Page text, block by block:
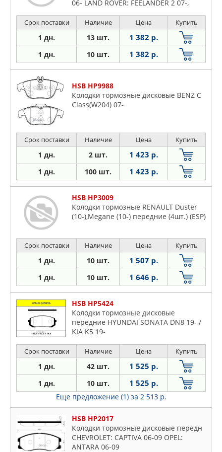
06- LAND ROVER: FEELANDER 2 07-,
Срок поставки Наличие Цена Купить
1 дн. 13 шт. 1 382 р.
1 дн. 10 шт. 1 382 р.
HSB HP9988
Колодки тормозные дисковые BENZ C
Class(W204) 07-
Срок поставки Наличие Цена Купить
1 дн. 2 шт. 1 423 р.
1 дн. 100 шт. 1 423 р.
HSB HP3009
Колодки тормозные RENAULT Duster
(10-),Megane (10-) передние (4шт.) (ESP)
Срок поставки Наличие Цена Купить
1 дн. 10 шт. 1 507 р.
1 дн. 10 шт. 1 646 р.
HSB HP5424
Колодки тормозные дисковые
передние HYUNDAI SONATA DN8 19- /
KIA K5 19-
Срок поставки Наличие Цена Купить
1 дн. 42 шт. 1 525 р.
1 дн. 10 шт. 1 525 р.
Еще предложение (1) за 2 513 р.
HSB HP2017
Колодки тормозные дисковые передн
CHEVROLET: CAPTIVA 06-09 OPEL:
ANTARA 06-09